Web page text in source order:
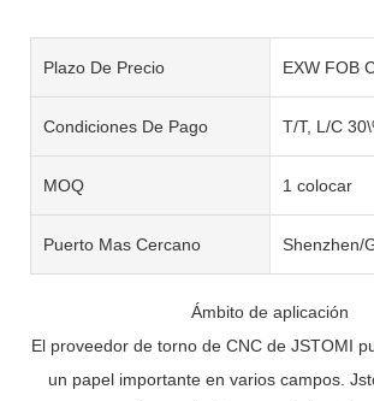
Plazo De Precio EXW FOB
Condiciones De Pago T/T, L/C
MOQ 1 colocar
Puerto Mas Cercano Shenzhen/
Ámbito de aplicación
El proveedor de torno de CNC de JSTOMI
un papel importante en varios campos.